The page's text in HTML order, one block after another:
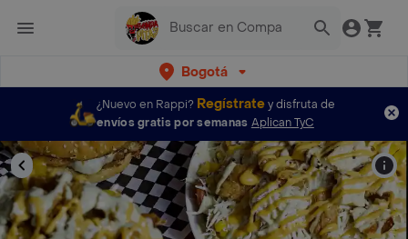
Bogotá
¿Nuevo en Rappi? Regístratey disfruta de
envíos gratis por semanas Aplican TyC